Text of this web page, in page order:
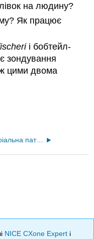
на людину?
Як працює
і бобтейл-
зондування
цими двома
21: бактеріальна патогенність
NICE CXone Expert і